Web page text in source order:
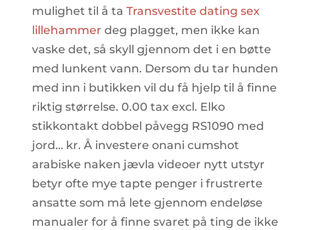
mulighet til å ta Transvestite dating sex
lillehammer deg plagget, men ikke kan
vaske det, så skyll gjennom det i en bøtte
med lunkent vann. Dersom du tar hunden
med inn i butikken vil du få hjelp til å finne
riktig størrelse. 0.00 tax excl. Elko
stikkontakt dobbel påvegg RS1090 med
jord… kr. Å investere onani cumshot
arabiske naken jævla videoer nytt utstyr
betyr ofte mye tapte penger i frustrerte
ansatte som må lete gjennom endeløse
manualer for å finne svaret på ting de ikke